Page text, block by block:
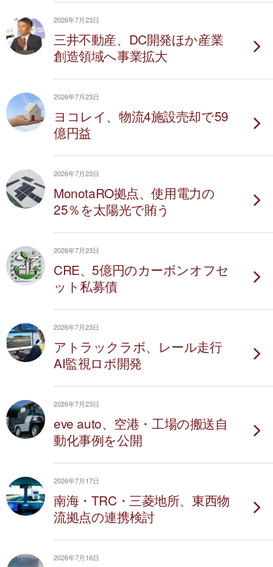
2026年7月23日
三井不動産、DC開発ほか産業
創造領域へ事業拡大
2026年7月23日
ヨコレイ、物流4施設売却で59
億円益
2026年7月23日
MonotaRO拠点、使用電力の
25％を太陽光で賄う
2026年7月23日
CRE、5億円のカーボンオフセ
ット私募債
2026年7月23日
アトラックラボ、レール走行
AI監視ロボ開発
2026年7月23日
eve auto、空港・工場の搬送自
動化事例を公開
2026年7月17日
南海・TRC・三菱地所、東西物
流拠点の連携検討
2026年7月16日